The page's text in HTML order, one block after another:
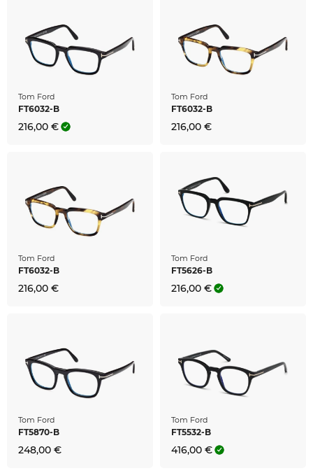
Tom Ford
FT6032-B
216,00 €
Tom Ford
FT6032-B
216,00 €
Tom Ford
FT6032-B
216,00 €
Tom Ford
FT5626-B
216,00 €
Tom Ford
FT5870-B
248,00 €
Tom Ford
FT5532-B
416,00 €